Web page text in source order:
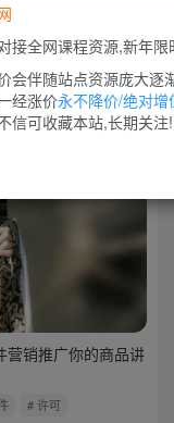
微信营销 快手营销
营销推广你的商品讲
# 许可
接全网课程资源,新年限
会伴随站点资源庞大逐
经涨价永不降价/绝对增
信可收藏本站,长期关注!